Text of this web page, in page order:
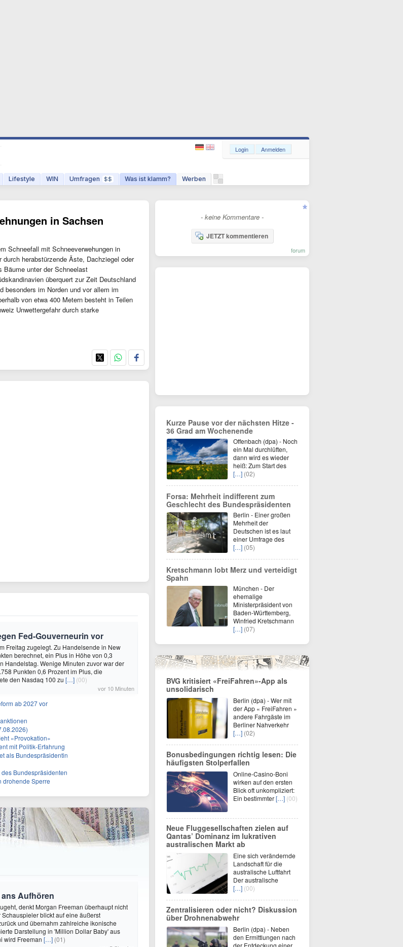
Lifestyle WIN Umfragen $$ Was ist klamm? Werben
Login Anmelden
in Sachsen
Schneefall mit Schneeverwehungen in
herabstürzende Äste, Dachziegel oder
Bäume unter der Schneelast
überquert zur Zeit Deutschland
besonders im Norden und vor allem im
von etwa 400 Metern besteht in Teilen
Unwettergefahr durch starke
Fed-Gouverneurin vor
Freitag zugelegt. Zu Handelsende in New
berechnet, ein Plus in Höhe von 0,3
Handelstag. Wenige Minuten zuvor war der
Punkten 0,6 Prozent im Plus, die
den Nasdaq 100 zu […] (00)
vor 10 Minuten
ab 2027 vor
«Provokation»
mit Politik-Erfahrung
als Bundespräsidentin
Bundespräsidenten
drohende Sperre
Aufhören
denkt Morgan Freeman überhaupt nicht
blickt auf eine äußerst
und übernahm zahlreiche ikonische
Darstellung in 'Million Dollar Baby' aus
wird Freeman […] (01)
- keine Kommentare -
JETZT kommentieren
forum
Kurze Pause vor der nächsten Hitze -
36 Grad am Wochenende
Offenbach (dpa) - Noch
ein Mal durchlüften,
dann wird es wieder
heiß: Zum Start des
[…] (02)
Forsa: Mehrheit indifferent zum
Geschlecht des Bundespräsidenten
Berlin - Einer großen
Mehrheit der
Deutschen ist es laut
einer Umfrage des
[…] (05)
Kretschmann lobt Merz und verteidigt
Spahn
München - Der
ehemalige
Ministerpräsident von
Baden-Württemberg,
Winfried Kretschmann
[…] (07)
BVG kritisiert «FreiFahren»-App als
unsolidarisch
Berlin (dpa) - Wer mit
der App « FreiFahren »
andere Fahrgäste im
Berliner Nahverkehr
[…] (02)
Bonusbedingungen richtig lesen: Die
häufigsten Stolperfallen
Online-Casino-Boni
wirken auf den ersten
Blick oft unkompliziert:
Ein bestimmter[…] (00)
Neue Fluggesellschaften zielen auf
Qantas’ Dominanz im lukrativen
australischen Markt ab
Eine sich verändernde
Landschaft für die
australische Luftfahrt
Der australische
[…] (00)
Zentralisieren oder nicht? Diskussion
über Drohnenabwehr
Berlin (dpa) - Neben
den Ermittlungen nach
der Entdeckung einer